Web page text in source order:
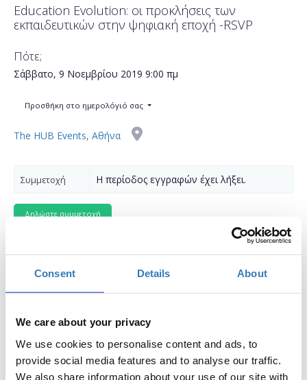
Consent Details About
We care about your privacy
We use cookies to personalise content and ads, to
provide social media features and to analyse our traffic.
We also share information about your use of our site with
Education Evolution: οι προκλήσεις των
εκπαιδευτικών στην ψηφιακή εποχή -RSVP
Πότε;
Σάββατο, 9 Νοεμβρίου 2019 9:00 πμ
Προσθήκη στο ημερολόγιό σας
The HUB Events, Αθήνα
Συμμετοχή Η περίοδος εγγραφών έχει λήξει.
Δωρεάν ημερίδα για εκπαιδευτικούς
ρόλος του εκπαιδευτικού επαναπροσδιορίζεται και πρέπει να
εξελιχθεί προκειμένου να προσαρμοστεί στο σημαντικό
ρόλο που καλείται να διαδραματίσει αξιοποιώντας τα
εργαλεία που του προσφέρει η τεχνολογία.